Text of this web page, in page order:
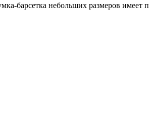
барсетка небольших размеров